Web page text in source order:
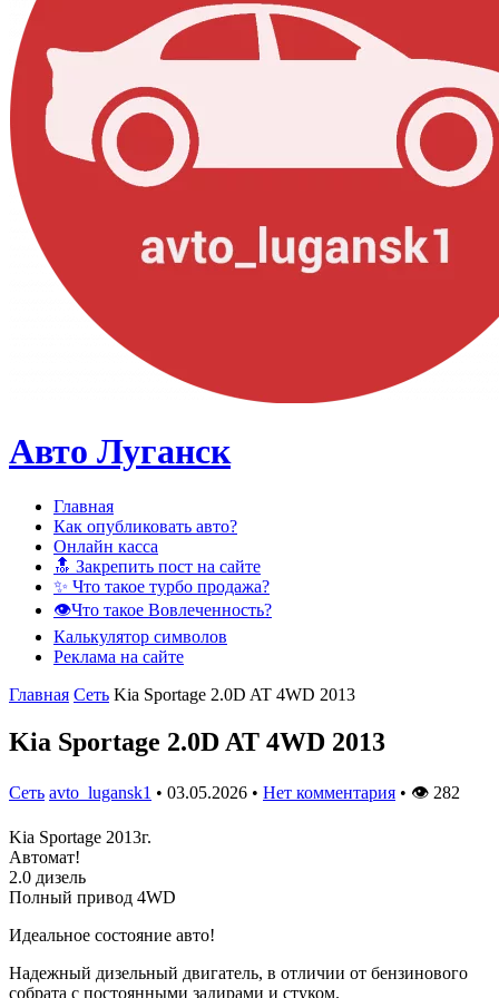
Авто Луганск
Главная
Как опубликовать авто?
Онлайн касса
🔝 Закрепить пост на сайте
✨ Что такое турбо продажа?
👁️Что такое Вовлеченность?
Калькулятор символов
Реклама на сайте
Главная Сеть Kia Sportage 2.0D AT 4WD 2013
Kia Sportage 2.0D AT 4WD 2013
Сеть avto_lugansk1 • 03.05.2026 • Нет комментария • 👁 282
Kia Sportage 2013г.
Автомат!
2.0 дизель
Полный привод 4WD
Идеальное состояние авто!
Надежный дизельный двигатель, в отличии от бензинового
собрата с постоянными задирами и стуком.